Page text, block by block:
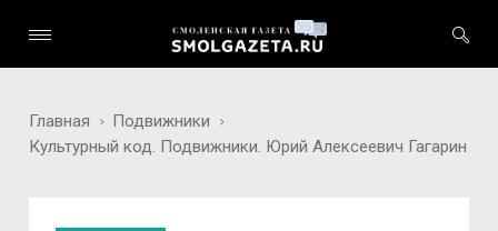
Главная
Подвижники
Культурный код. Подвижники. Юрий Алексеевич Гагарин